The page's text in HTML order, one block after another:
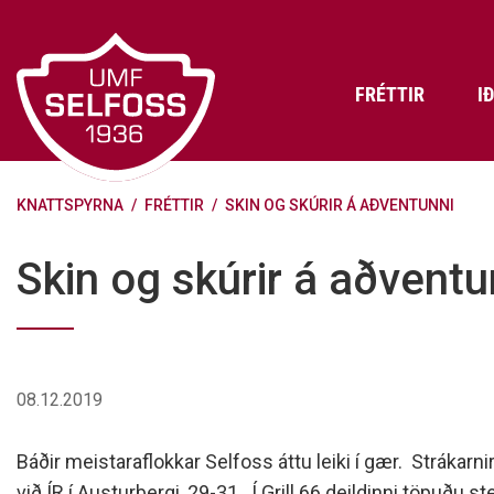
efni
FRÉTTIR
Æfingagjöld
Frádráttarbærir styrkir til
Fræðslu- og forvarnarstefna Umf.
Persónuverndarstefna Umf.
Reglugerð um fjáraflanir
Björns
KNATTSPYRNA / FRÉTTIR / SKIN OG SKÚRIR Á AÐVENTUNNI
Skin og skúrir á
08.12.2019
Báðir meistaraflokkar Selfoss áttu leiki í gær.